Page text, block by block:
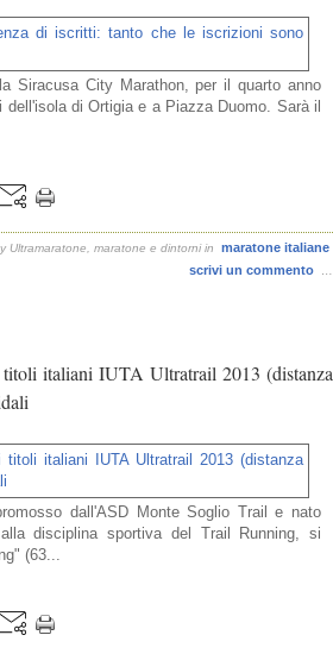
Siracusa City Marathon, per il quarto anno
di Ortigia e a Piazza Duomo. Sarà il
Ultramaratone, maratone e dintorni in
maratone italiane
scrivi un commento
italiani IUTA Ultratrail 2013 (distanza
dall'ASD Monte Soglio Trail e nato
disciplina sportiva del Trail Running, si
(63...